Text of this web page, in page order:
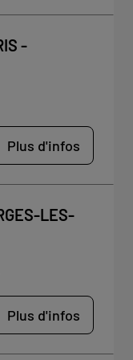
-
Plus d'infos
LES-
Plus d'infos